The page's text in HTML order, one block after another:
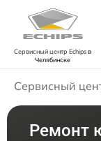
Сервисный центр Echipsв
Челябинске
Сервисный
Ремонт